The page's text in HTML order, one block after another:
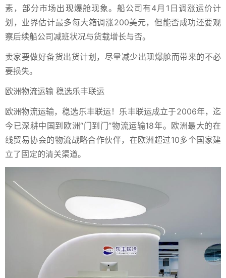
素，部分市场出现爆舱现象。船公司有4月1日调涨运价计
划，业界估计最多每大箱调涨200美元， 但能否成功还要观
察后续船公司减班状况与货载增长与否。
卖家要做好备货出货计划，尽量减少出现爆舱而带来的不必
要损失。
欧洲物流运输 稳选乐丰联运
欧洲物流运输，稳选乐丰联运！ 乐丰联运成立于2006年，迄
今已深耕中国到欧洲“门到门”物流运输18年。欧洲最大的在
线贸易协会的物流战略合作伙伴，在欧洲超过10多个国家建
立了固定的清关渠道。